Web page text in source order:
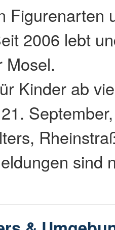
Figurenarten
2006 lebt
Mosel.
Kinder ab
sind